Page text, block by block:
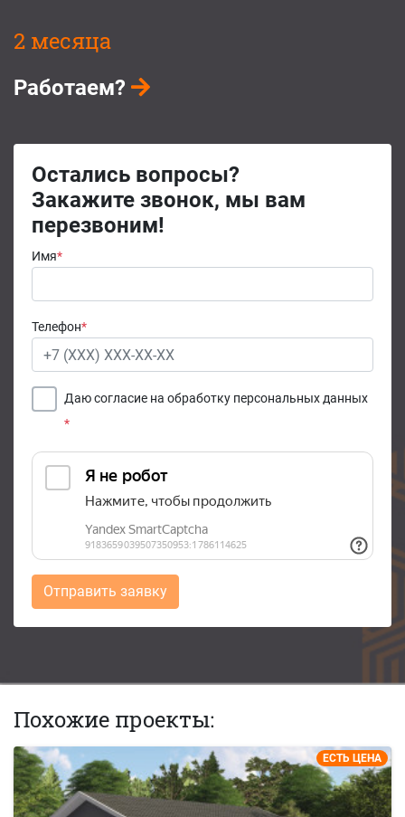
2 месяца
Работаем?
Остались вопросы?
Закажите звонок, мы вам
перезвоним!
Имя*
Телефон*
Даю согласие на обработку персональных данных
*
Отправить заявку
Похожие проекты:
ЕСТЬ ЦЕНА